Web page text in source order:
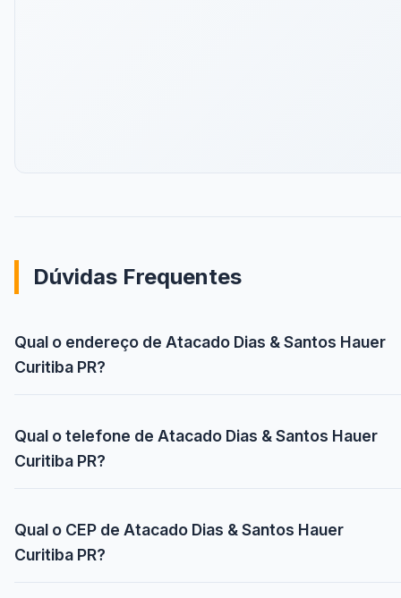
Dúvidas Frequentes
Qual o endereço de Atacado Dias & Santos Hauer
Curitiba PR?
Qual o telefone de Atacado Dias & Santos Hauer
Curitiba PR?
Qual o CEP de Atacado Dias & Santos Hauer
Curitiba PR?